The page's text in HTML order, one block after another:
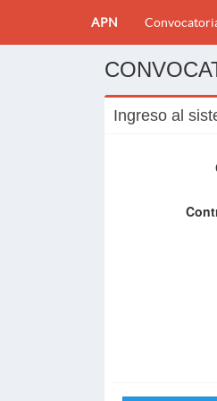
APN
Ingreso al